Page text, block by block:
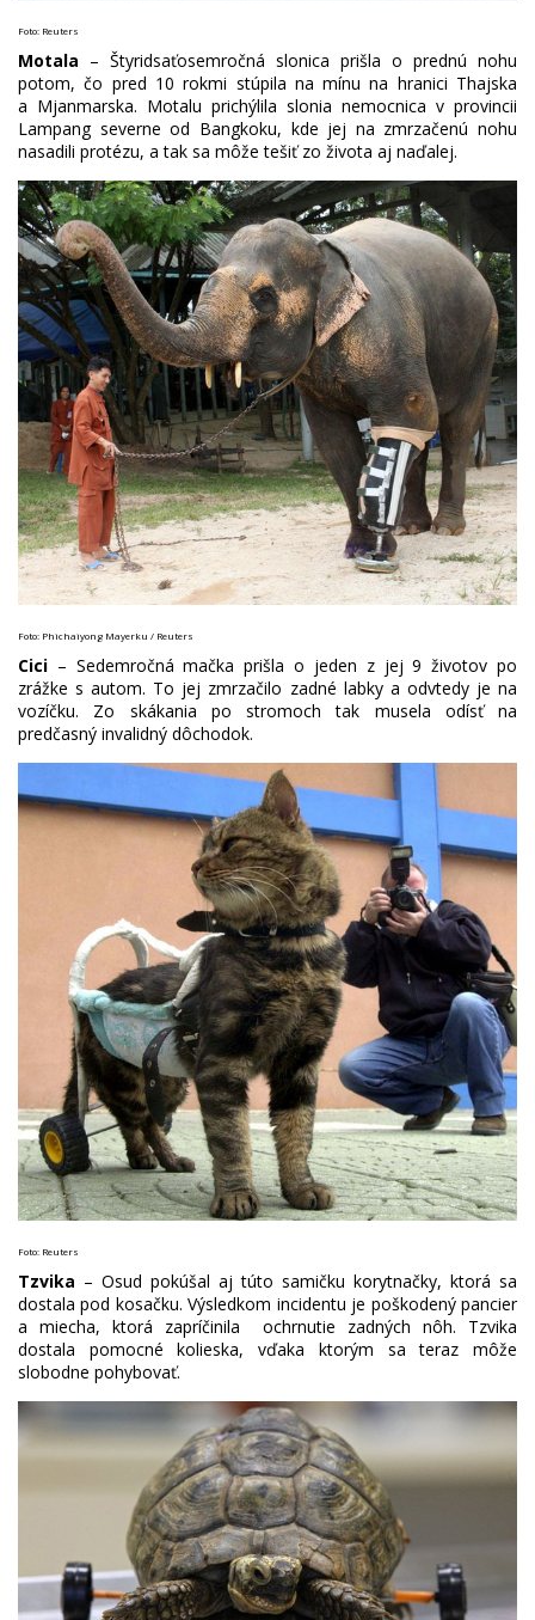
Foto: Reuters
Motala – Štyridsaťosemročná slonica prišla o prednú nohu
potom, čo pred 10 rokmi stúpila na mínu na hranici Thajska
a Mjanmarska. Motalu prichýlila slonia nemocnica v provincii
Lampang severne od Bangkoku, kde jej na zmrzačenú nohu
nasadili protézu, a tak sa môže tešiť zo života aj naďalej.
Foto: Phichaiyong Mayerku / Reuters
Cici – Sedemročná mačka prišla o jeden z jej 9 životov po
zrážke s autom. To jej zmrzačilo zadné labky a odvtedy je na
vozíčku. Zo skákania po stromoch tak musela odísť na
predčasný invalidný dôchodok.
Foto: Reuters
Tzvika – Osud pokúšal aj túto samičku korytnačky, ktorá sa
dostala pod kosačku. Výsledkom incidentu je poškodený pancier
a miecha, ktorá zapríčinila ochrnutie zadných nôh. Tzvika
dostala pomocné kolieska, vďaka ktorým sa teraz môže
slobodne pohybovať.